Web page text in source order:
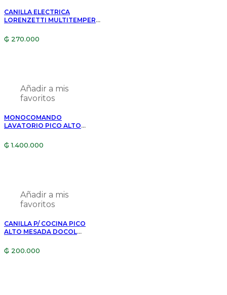
óptimo funcionamiento).
CANILLA ELECTRICA
LORENZETTI MULTITEMPERA
VUELTA 220V 5500W
LORENEASY
₲ 270.000
Añadir a mis
favoritos
MONOCOMANDO
LAVATORIO PICO ALTO
₲ 1.400.000
Añadir a mis
favoritos
CANILLA P/ COCINA PICO
ALTO MESADA DOCOL
₲ 200.000